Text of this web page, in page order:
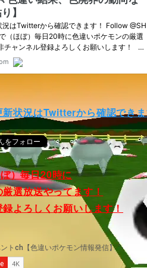
新状況はTwitterから確認でき
）毎日20時に
選放送やってます！
よろしくお願いします！